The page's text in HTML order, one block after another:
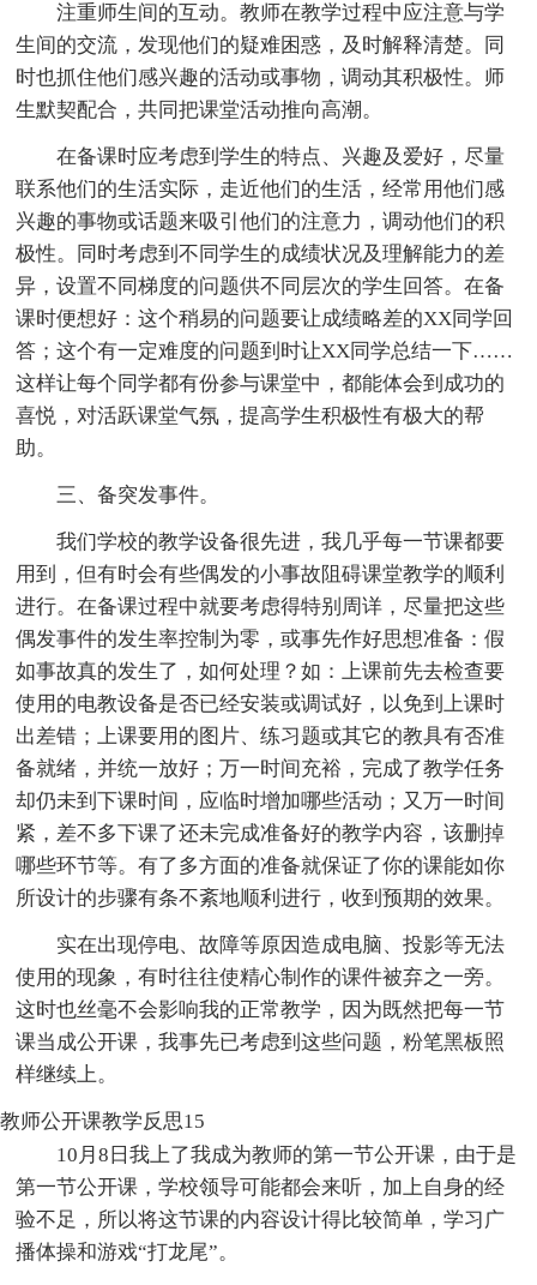
注重师生间的互动。教师在教学过程中应注意与学
生间的交流，发现他们的疑难困惑，及时解释清楚。同
时也抓住他们感兴趣的活动或事物，调动其积极性。师
生默契配合，共同把课堂活动推向高潮。
在备课时应考虑到学生的特点、兴趣及爱好，尽量
联系他们的生活实际，走近他们的生活，经常用他们感
兴趣的事物或话题来吸引他们的注意力，调动他们的积
极性。同时考虑到不同学生的成绩状况及理解能力的差
异，设置不同梯度的问题供不同层次的学生回答。在备
课时便想好：这个稍易的问题要让成绩略差的XX同学回
答；这个有一定难度的问题到时让XX同学总结一下……
这样让每个同学都有份参与课堂中，都能体会到成功的
喜悦，对活跃课堂气氛，提高学生积极性有极大的帮
助。
三、备突发事件。
我们学校的教学设备很先进，我几乎每一节课都要
用到，但有时会有些偶发的小事故阻碍课堂教学的顺利
进行。在备课过程中就要考虑得特别周详，尽量把这些
偶发事件的发生率控制为零，或事先作好思想准备：假
如事故真的发生了，如何处理？如：上课前先去检查要
使用的电教设备是否已经安装或调试好，以免到上课时
出差错；上课要用的图片、练习题或其它的教具有否准
备就绪，并统一放好；万一时间充裕，完成了教学任务
却仍未到下课时间，应临时增加哪些活动；又万一时间
紧，差不多下课了还未完成准备好的教学内容，该删掉
哪些环节等。有了多方面的准备就保证了你的课能如你
所设计的步骤有条不紊地顺利进行，收到预期的效果。
实在出现停电、故障等原因造成电脑、投影等无法
使用的现象，有时往往使精心制作的课件被弃之一旁。
这时也丝毫不会影响我的正常教学，因为既然把每一节
课当成公开课，我事先已考虑到这些问题，粉笔黑板照
样继续上。
教师公开课教学反思15
10月8日我上了我成为教师的第一节公开课，由于是
第一节公开课，学校领导可能都会来听，加上自身的经
验不足，所以将这节课的内容设计得比较简单，学习广
播体操和游戏“打龙尾”。